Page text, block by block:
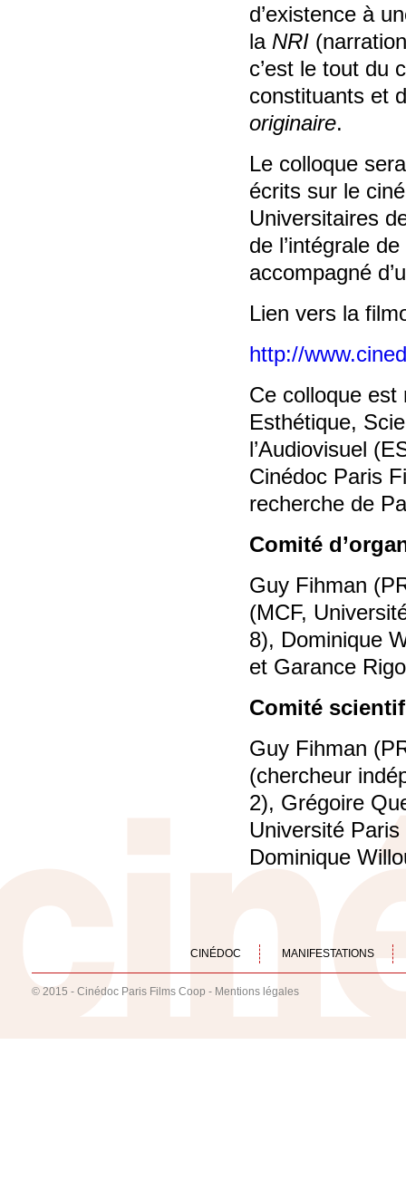
d’existence à
la NRI
c’est le tout du
constituants et
originaire.
Le colloque
écrits sur le
Universitaires
de l’intégrale
accompagné
Lien vers la
http://
Ce colloque est
Esthétique,
l’Audiovisuel
Cinédoc Paris
recherche de
Comité
Guy Fihman
(MCF,
8), Dominique
et Garance
Comité
Guy Fihman
(chercheur
2), Grégoire
Université
Dominique
CINÉDOC MANIFESTATIONS
© 2015 - Cinédoc Paris Films Coop - Mentions légales